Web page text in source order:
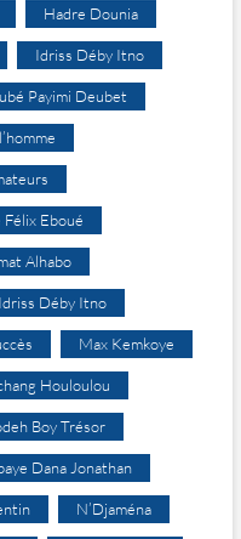
Hadre Dounia
Idriss Déby Itno
Payimi Deubet
Félix Eboué
Alhabo
Déby Itno
Max Kemkoye
Houloulou
Boy Trésor
Dana Jonathan
N’Djaména